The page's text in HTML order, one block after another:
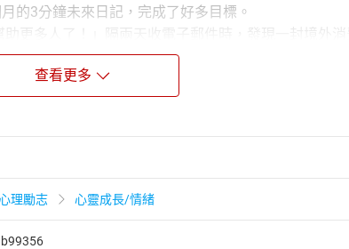
的3分鐘未來日記，完成了好多目標。
喜。原來這個日記對拖延症也有一點效果。
所以就寫了希望單筆訂單金額能夠大一點，比較好包
查看更多
理勵志 心靈成長/情緒